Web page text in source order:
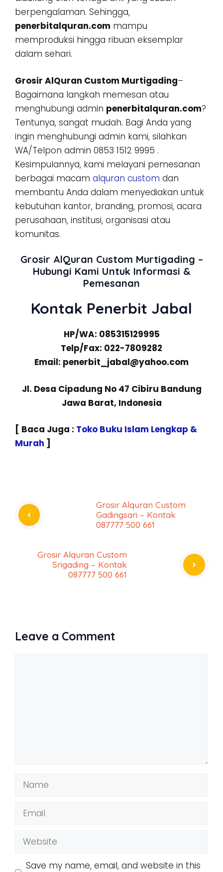
berpengalaman. Sehingga,
penerbitalquran.com mampu
memproduksi hingga ribuan eksemplar
dalam sehari.
Grosir AlQuran Custom Murtigading–
Bagaimana langkah memesan atau
menghubungi admin penerbitalquran.com?
Tentunya, sangat mudah. Bagi Anda yang
ingin menghubungi admin kami, silahkan
WA/Telpon admin 0853 1512 9995 .
Kesimpulannya, kami melayani pemesanan
berbagai macam alquran custom dan
membantu Anda dalam menyediakan untuk
kebutuhan kantor, branding, promosi, acara
perusahaan, institusi, organisasi atau
komunitas.
Grosir AlQuran Custom Murtigading –
Hubungi Kami Untuk Informasi &
Pemesanan
Kontak Penerbit Jabal
HP/WA: 085315129995
Telp/Fax: 022-7809282
Email: penerbit_jabal@yahoo.com
Jl. Desa Cipadung No 47 Cibiru Bandung
Jawa Barat, Indonesia
[ Baca Juga : Toko Buku Islam Lengkap &
Murah ]
Grosir Alquran Custom
Gadingsari – Kontak
087777 500 661
Grosir Alquran Custom
Srigading – Kontak
087777 500 661
Leave a Comment
Name
Email
Website
Save my name, email, and website in this